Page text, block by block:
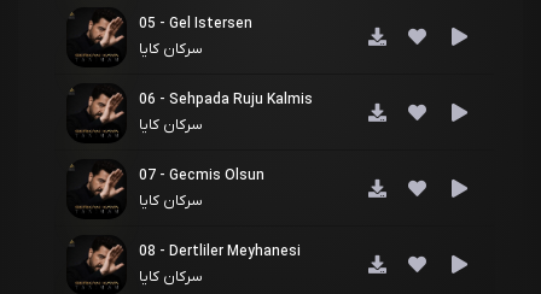
05 - Gel Istersen
سرکان کایا
06 - Sehpada Ruju Kalmis
سرکان کایا
07 - Gecmis Olsun
سرکان کایا
08 - Dertliler Meyhanesi
سرکان کایا